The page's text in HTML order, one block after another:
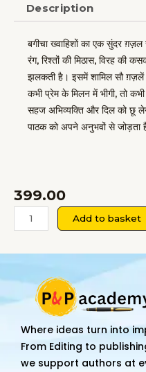
Description
बगीचा ख्वाहिशों का एक सुंदर
रंग, रिश्तों की मिठास, विरह की
झलकती है। इसमें शामिल सौ ग़ज़लें
कभी प्रेम के मिलन में भीगी, तो
सहज अभिव्यक्ति और दिल को छू
पाठक को अपने अनुभवों से जोड़ता
399.00
बगीचा
ख्वाहिशों
संग्रह
quantity
Add to basket
Where ideas turn into
From Editing to
we support authors at